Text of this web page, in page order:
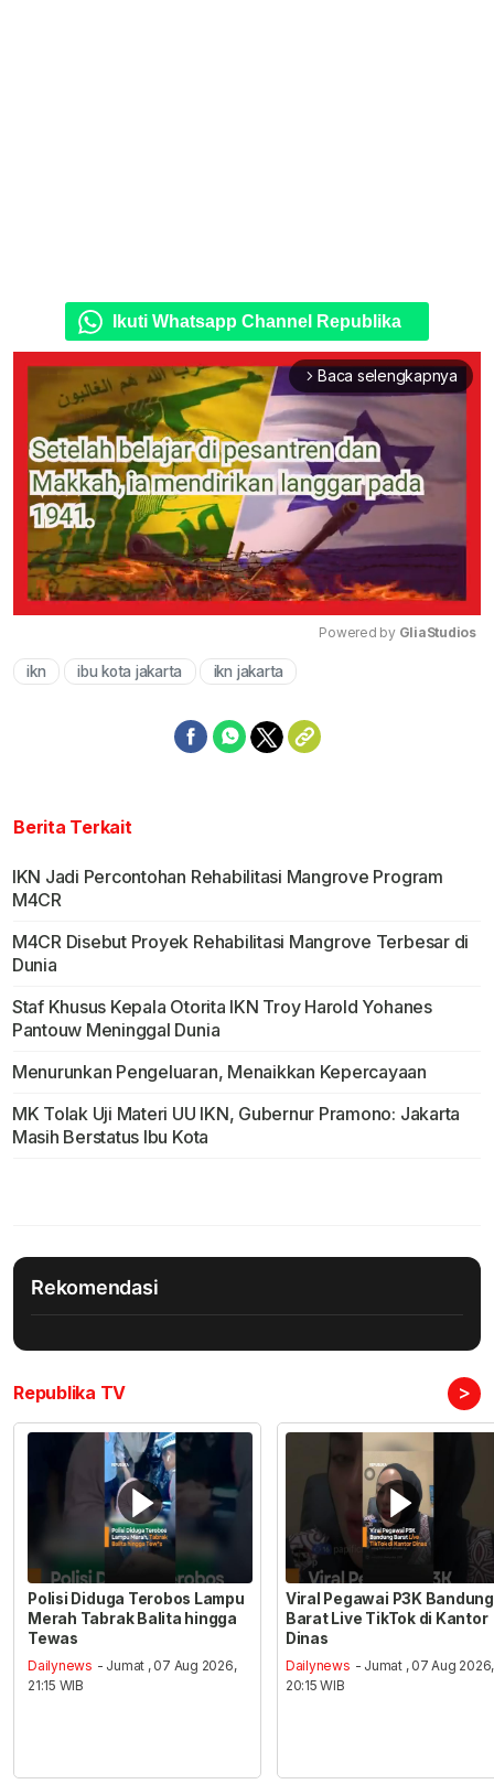
Ikuti Whatsapp Channel Republika
arrow_forward_ios Baca selengkapnya
Powered by GliaStudios
ikn ibu kota jakarta ikn jakarta
Berita Terkait
IKN Jadi Percontohan Rehabilitasi Mangrove Program
M4CR
M4CR Disebut Proyek Rehabilitasi Mangrove Terbesar di
Dunia
Staf Khusus Kepala Otorita IKN Troy Harold Yohanes
Pantouw Meninggal Dunia
Menurunkan Pengeluaran, Menaikkan Kepercayaan
MK Tolak Uji Materi UU IKN, Gubernur Pramono: Jakarta
Masih Berstatus Ibu Kota
Rekomendasi
Republika TV >
Polisi Diduga Terobos Lampu
Merah Tabrak Balita hingga
Tewas
Dailynews - Jumat , 07 Aug 2026,
21:15 WIB
Viral Pegawai P3K Bandung
Barat Live TikTok di Kantor
Dinas
Dailynews - Jumat , 07 Aug 2026,
20:15 WIB